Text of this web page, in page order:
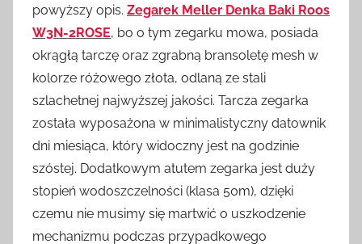
powyższy opis. Zegarek Meller Denka Baki Roos
W3N-2ROSE, bo o tym zegarku mowa, posiada
okrągłą tarczę oraz zgrabną bransoletę mesh w
kolorze różowego złota, odlaną ze stali
szlachetnej najwyższej jakości. Tarcza zegarka
została wyposażona w minimalistyczny datownik
dni miesiąca, który widoczny jest na godzinie
szóstej. Dodatkowym atutem zegarka jest duży
stopień wodoszczelności (klasa 50m), dzięki
czemu nie musimy się martwić o uszkodzenie
mechanizmu podczas przypadkowego